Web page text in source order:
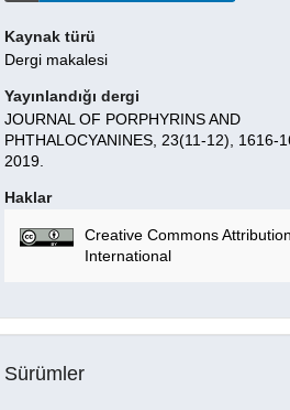
Kaynak türü
Dergi makalesi
Yayınlandığı dergi
JOURNAL OF PORPHYRINS AND
PHTHALOCYANINES, 23(11-12), 1616-
2019.
Haklar
Creative Commons
International
Sürümler